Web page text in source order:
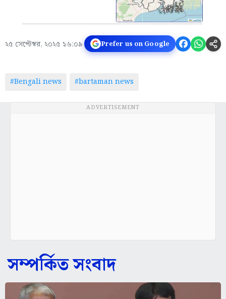
২৫ সেপ্টেম্বর, ২০২৫ ১৬:০৯ Prefer us on Google
#Bengali news #bartaman news
ADVERTISEMENT
সম্পর্কিত সংবাদ